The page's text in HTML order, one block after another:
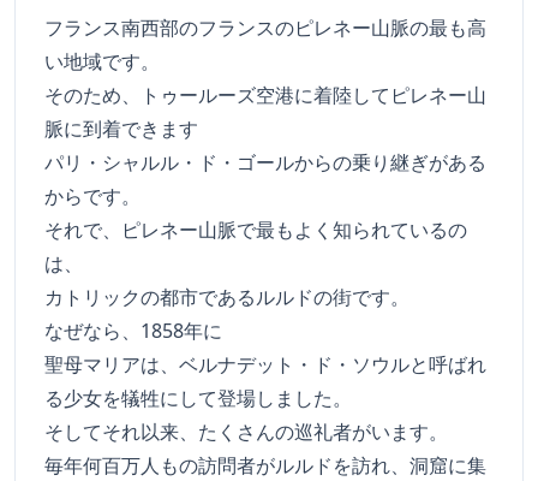
フランス南西部のフランスのピレネー山脈の最も高
い地域です。
そのため、トゥールーズ空港に着陸してピレネー山
脈に到着できます
パリ・シャルル・ド・ゴールからの乗り継ぎがある
からです。
それで、ピレネー山脈で最もよく知られているの
は、
カトリックの都市であるルルドの街です。
なぜなら、1858年に
聖母マリアは、ベルナデット・ド・ソウルと呼ばれ
る少女を犠牲にして登場しました。
そしてそれ以来、たくさんの巡礼者がいます。
毎年何百万人もの訪問者がルルドを訪れ、洞窟に集